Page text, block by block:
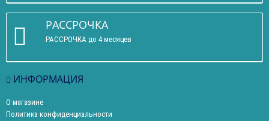
РАССРОЧКА
РАССРОЧКА до 4 месяцев
ИНФОРМАЦИЯ
О магазине
Политика конфиденциальности